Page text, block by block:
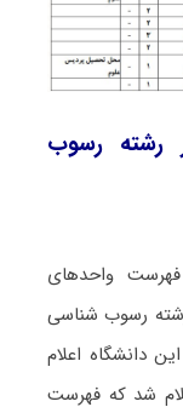
رشته رسوب
فهرست واحدهای
رسوب شناسی
دانشگاه اعلام
پذیرش اعلام شد که فهرست